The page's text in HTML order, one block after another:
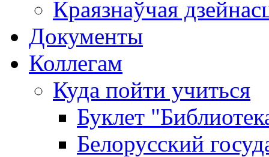
Краязнаўчая
Документы
Коллегам
Куда пойти учиться
Буклет
Белорусский